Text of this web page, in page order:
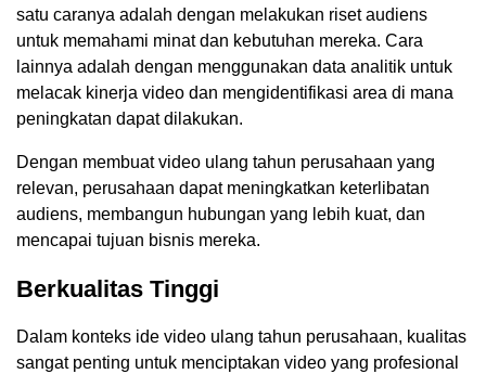
satu caranya adalah dengan melakukan riset audiens
untuk memahami minat dan kebutuhan mereka. Cara
lainnya adalah dengan menggunakan data analitik untuk
melacak kinerja video dan mengidentifikasi area di mana
peningkatan dapat dilakukan.
Dengan membuat video ulang tahun perusahaan yang
relevan, perusahaan dapat meningkatkan keterlibatan
audiens, membangun hubungan yang lebih kuat, dan
mencapai tujuan bisnis mereka.
Berkualitas Tinggi
Dalam konteks ide video ulang tahun perusahaan, kualitas
sangat penting untuk menciptakan video yang profesional